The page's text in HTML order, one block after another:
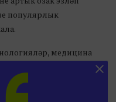
популярлык
медицина
алучы белгечләр
көндә дөньяда
зур, - дип сөйли үз